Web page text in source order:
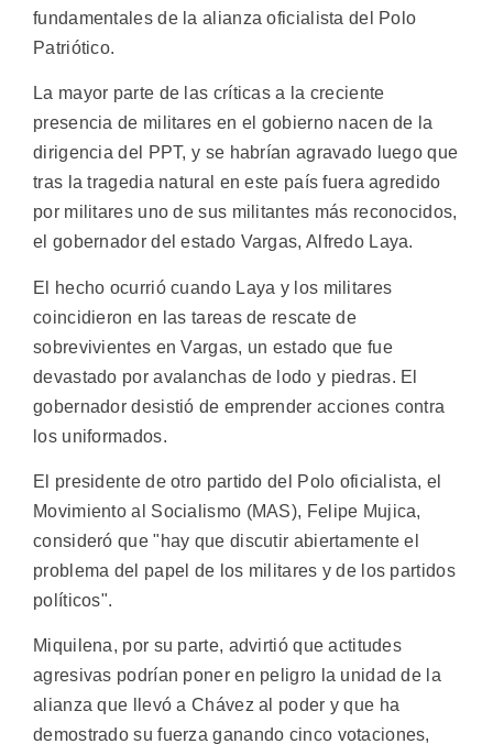
fundamentales de la alianza oficialista del Polo
Patriótico.
La mayor parte de las críticas a la creciente
presencia de militares en el gobierno nacen de la
dirigencia del PPT, y se habrían agravado luego que
tras la tragedia natural en este país fuera agredido
por militares uno de sus militantes más reconocidos,
el gobernador del estado Vargas, Alfredo Laya.
El hecho ocurrió cuando Laya y los militares
coincidieron en las tareas de rescate de
sobrevivientes en Vargas, un estado que fue
devastado por avalanchas de lodo y piedras. El
gobernador desistió de emprender acciones contra
los uniformados.
El presidente de otro partido del Polo oficialista, el
Movimiento al Socialismo (MAS), Felipe Mujica,
consideró que "hay que discutir abiertamente el
problema del papel de los militares y de los partidos
políticos".
Miquilena, por su parte, advirtió que actitudes
agresivas podrían poner en peligro la unidad de la
alianza que llevó a Chávez al poder y que ha
demostrado su fuerza ganando cinco votaciones,